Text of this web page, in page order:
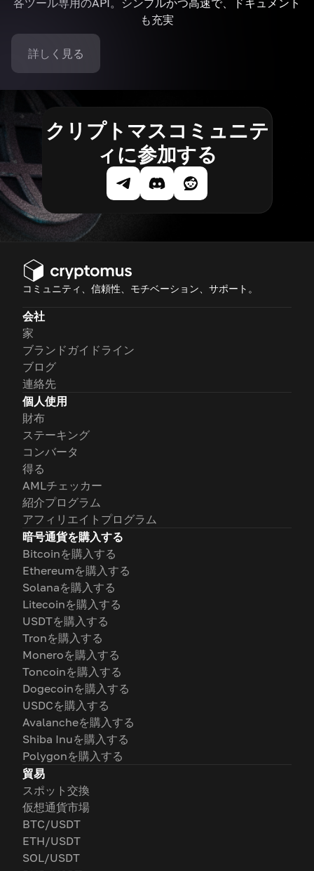
各ツール専用のAPI。シンプルかつ高速で、ドキュメント
も充実
詳しく見る
クリプトマスコミュニテ
ィに参加する
コミュニティ、信頼性、モチベーション、サポート。
会社
家
ブランドガイドライン
ブログ
連絡先
個人使用
財布
ステーキング
コンバータ
得る
AMLチェッカー
紹介プログラム
アフィリエイトプログラム
暗号通貨を購入する
Bitcoinを購入する
Ethereumを購入する
Solanaを購入する
Litecoinを購入する
USDTを購入する
Tronを購入する
Moneroを購入する
Toncoinを購入する
Dogecoinを購入する
USDCを購入する
Avalancheを購入する
Shiba Inuを購入する
Polygonを購入する
貿易
スポット交換
仮想通貨市場
BTC/USDT
ETH/USDT
SOL/USDT